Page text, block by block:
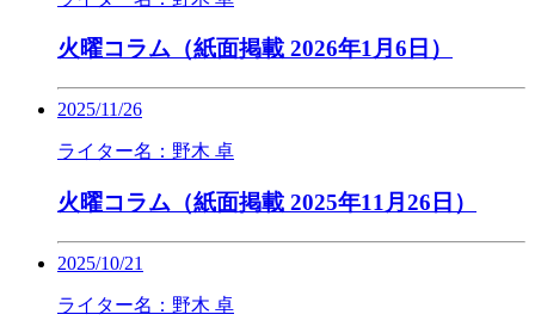
火曜コラム（紙面掲載 2026年1月6日）
2025/11/26
ライター名：野木 卓
火曜コラム（紙面掲載 2025年11月26日）
2025/10/21
ライター名：野木 卓